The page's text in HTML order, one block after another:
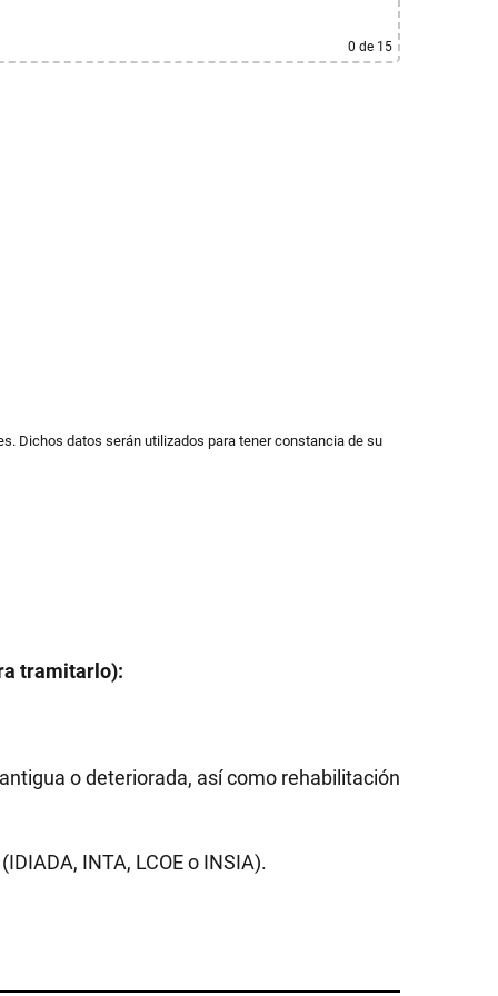
0 de 15
Dichos datos serán utilizados para tener constancia de su
tramitarlo):
o deteriorada, así como rehabilitación
INTA, LCOE o INSIA).